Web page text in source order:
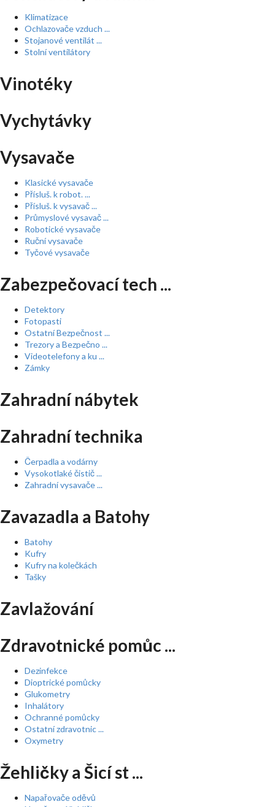
Klimatizace
Ochlazovače vzduch ...
Stojanové ventilát ...
Stolní ventilátory
Vinotéky
Vychytávky
Vysavače
Klasické vysavače
Přísluš. k robot. ...
Přísluš. k vysavač ...
Průmyslové vysavač ...
Robotické vysavače
Ruční vysavače
Tyčové vysavače
Zabezpečovací tech ...
Detektory
Fotopasti
Ostatní Bezpečnost ...
Trezory a Bezpečno ...
Videotelefony a ku ...
Zámky
Zahradní nábytek
Zahradní technika
Čerpadla a vodárny
Vysokotlaké čistič ...
Zahradní vysavače ...
Zavazadla a Batohy
Batohy
Kufry
Kufry na kolečkách
Tašky
Zavlažování
Zdravotnické pomůc ...
Dezinfekce
Dioptrické pomůcky
Glukometry
Inhalátory
Ochranné pomůcky
Ostatní zdravotnic ...
Oxymetry
Žehličky a Šicí st ...
Napařovače oděvů